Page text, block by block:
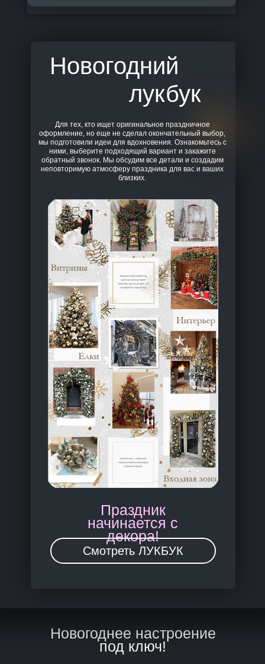
Праздник
начинается с
декора!
Смотреть ЛУКБУК
Новогодний
лукбук
Для тех, кто ищет оригинальное праздничное
оформление, но еще не сделал окончательный выбор,
мы подготовили идеи для вдохновения. Ознакомьтесь с
ними, выберите подходящий вариант и закажите
обратный звонок. Мы обсудим все детали и создадим
неповторимую атмосферу праздника для вас и ваших
близких.
Новогоднее настроение
под ключ!